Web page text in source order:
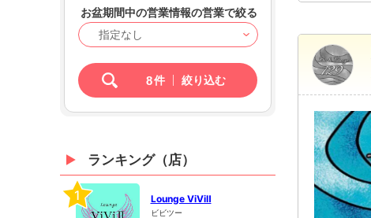
お盆期間中の営業情報の営業で絞る
8件 絞り込む
ランキング（店）
1 Lounge ViViⅡ
ビビツー